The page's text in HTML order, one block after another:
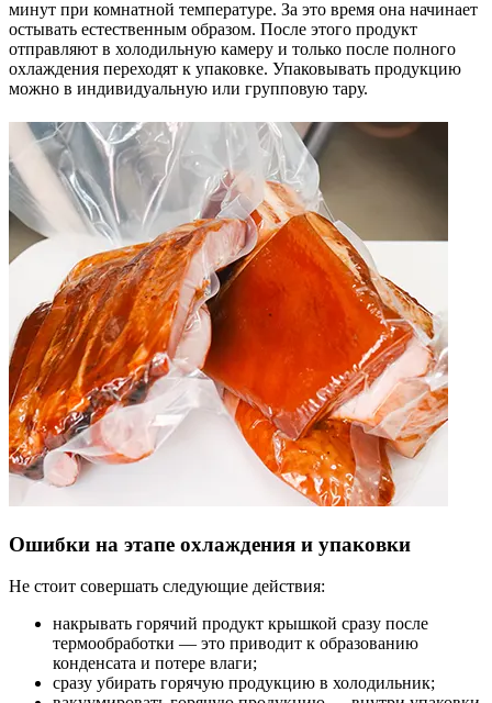
минут при комнатной температуре. За это время она начинает
остывать естественным образом. После этого продукт
отправляют в холодильную камеру и только после полного
охлаждения переходят к упаковке. Упаковывать продукцию
можно в индивидуальную или групповую тару.
Ошибки на этапе охлаждения и упаковки
Не стоит совершать следующие действия:
накрывать горячий продукт крышкой сразу после
термообработки — это приводит к образованию
конденсата и потере влаги;
сразу убирать горячую продукцию в холодильник;